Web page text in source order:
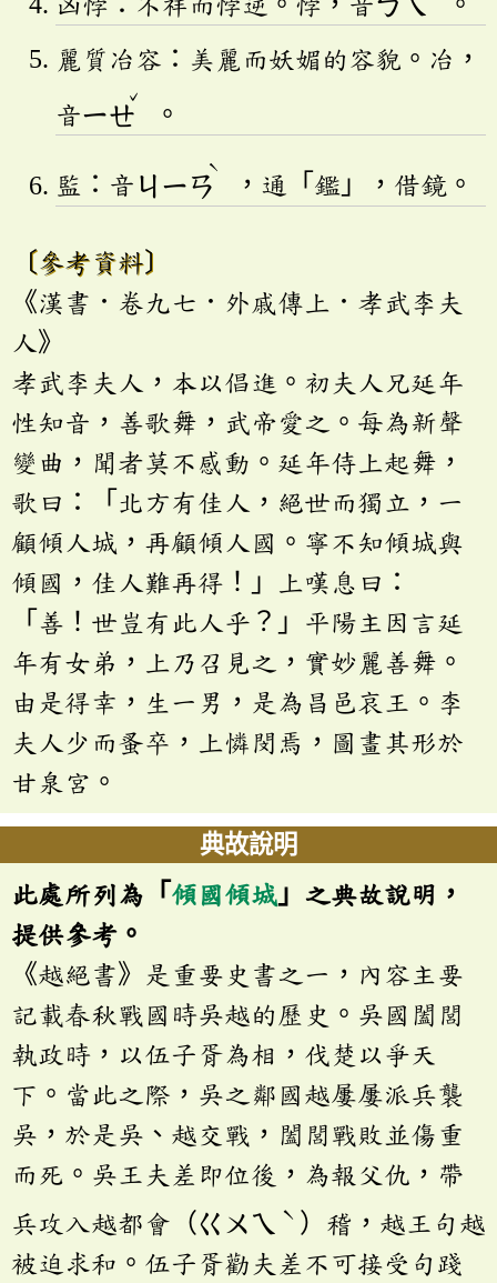
麗質冶容：美麗而妖媚的容貌。冶，
音ㄧㄝ
ˇ
。
監：音 ㄐㄧㄢ
ˋ
，通「鑑」，借鏡。
〔參考資料〕
《漢書．卷九七．外戚傳上．孝武李夫
人》
孝武李夫人，本以倡進。初夫人兄延年
性知音，善歌舞，武帝愛之。每為新聲
變曲，聞者莫不感動。延年侍上起舞，
歌曰：「北方有佳人，絕世而獨立，一
顧傾人城，再顧傾人國。寧不知傾城與
傾國，佳人難再得！」上嘆息曰：
「善！世豈有此人乎？」平陽主因言延
年有女弟，上乃召見之，實妙麗善舞。
由是得幸，生一男，是為昌邑哀王。李
夫人少而蚤卒，上憐閔焉，圖畫其形於
甘泉宮。
典故說明
此處所列為「 傾國傾城 」之典故說明，
提供參考。
《越絕書》是重要史書之一，內容主要
記載春秋戰國時吳越的歷史。吳國闔閭
執政時，以伍子胥為相，伐楚以爭天
下。當此之際，吳之鄰國越屢屢派兵襲
吳，於是吳、越交戰，闔閭戰敗並傷重
而死。吳王夫差即位後，為報父仇，帶
兵攻入越都會（ㄍㄨㄟ ˋ ）稽，越王句越
被迫求和。伍子胥勸夫差不可接受句踐